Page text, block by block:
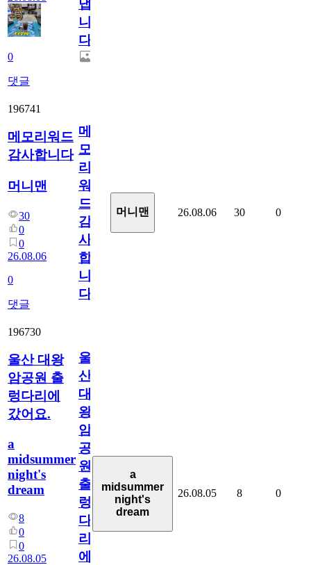
0
댓글
냅
니
다.
196741
메모리워드
감사합니다
머니맨
30
0
0
26.08.06
0
댓글
메
모
리
워
드
감
사
합
니
다
머니맨 26.08.06 30 0
196730
울산 대왕
암공원 출
렁다리에
갔어요.
a
midsummer
night's
dream
8
0
0
26.08.05
울
산
대
왕
암
공
원
출
렁
다
리
에
a
midsummer
night's
dream
26.08.05 8 0